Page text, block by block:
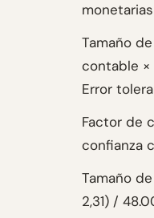
Tamaño
contable
Error
Factor de
confianza
Tamaño
2,31) /